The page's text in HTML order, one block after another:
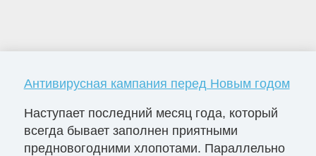
Антивирусная кампания перед Новым годом
Наступает последний месяц года, который
всегда бывает заполнен приятными
предновогодними хлопотами. Параллельно